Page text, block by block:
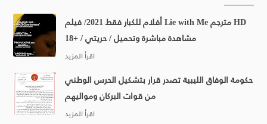
أفلام للكبار فقط 2021/ فيلم Lie with Me مترجم HD
مشاهدة مباشرة وتحميل / حريتي / +18
حكومة الوفاق الليبية تصدر قرار بتشكيل الحرس الوطني
من قوات البركان ومواليهم